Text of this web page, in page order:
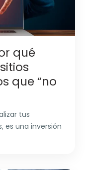
qué
que “no
tus
es una inversión